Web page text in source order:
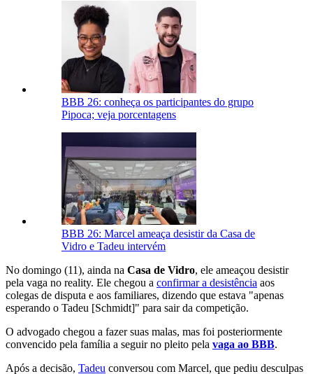
BBB 26: conheça os participantes do grupo
Pipoca; veja porcentagens
BBB 26: Marcel ameaça desistir da Casa de
Vidro e Tadeu intervém
No domingo (11), ainda na Casa de Vidro, ele ameaçou desistir
pela vaga no reality. Ele chegou a confirmar a desistência aos
colegas de disputa e aos familiares, dizendo que estava "apenas
esperando o Tadeu [Schmidt]" para sair da competição.
O advogado chegou a fazer suas malas, mas foi posteriormente
convencido pela família a seguir no pleito pela vaga ao BBB.
Após a decisão, Tadeu conversou com Marcel, que pediu desculpas